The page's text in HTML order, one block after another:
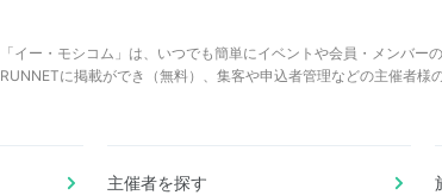
「イー・モシコム」は、いつでも簡単にイベントや会員・メンバー
RUNNETに掲載ができ（無料）、集客や申込者管理などの主催者様
主催者を探す